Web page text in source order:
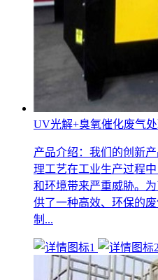
UV光解+臭氧催化废气
产品介绍：我们的创新
理工艺在工业生产过程
和环境带来严重威胁。
供了一种高效、环保的
制...